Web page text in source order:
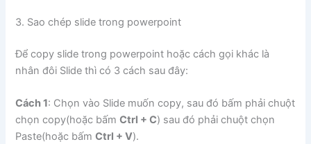
3. Sao chép slide trong powerpoint
Để copy slide trong powerpoint hoặc cách gọi khác là
nhân đôi Slide thì có 3 cách sau đây:
Cách 1: Chọn vào Slide muốn copy, sau đó bấm phải chuột
chọn copy(hoặc bấmCtrl + C) sau đó phải chuột chọn
Paste(hoặc bấmCtrl + V).